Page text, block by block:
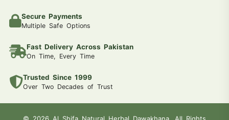
Secure Payments
Multiple Safe Options
Fast Delivery Across Pakistan
On Time, Every Time
Trusted Since 1999
Over Two Decades of Trust